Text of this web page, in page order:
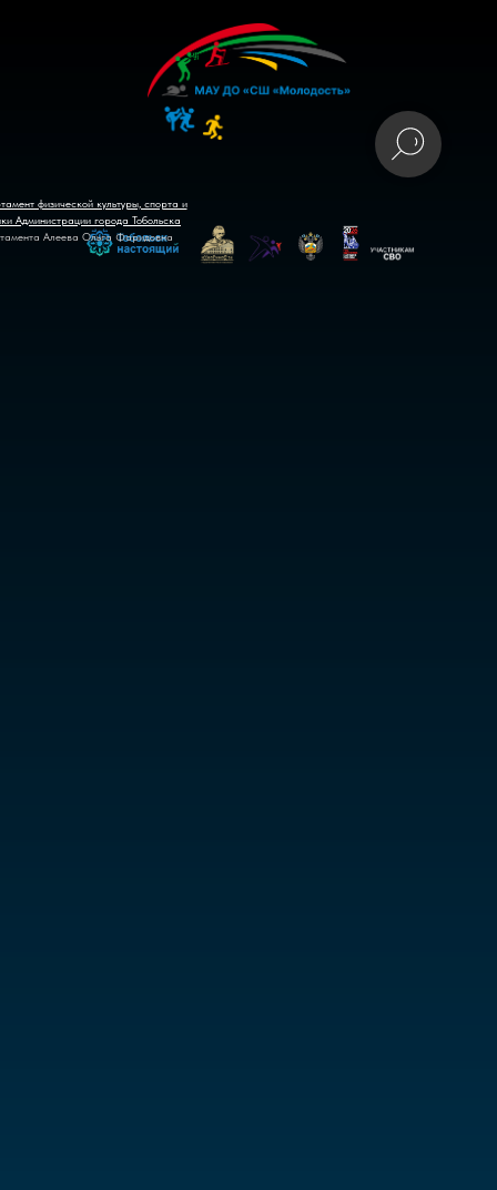
физической культуры, спорта и
Администрации города Тобольска
Алеева Ольга Фаридовна